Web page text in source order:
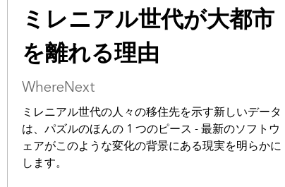
ミレニアル世代が大都市
を離れる理由
WhereNext
ミレニアル世代の人々の移住先を示す新しいデータ
は、パズルのほんの 1 つのピース - 最新のソフトウ
ェアがこのような変化の背景にある現実を明らかに
します。